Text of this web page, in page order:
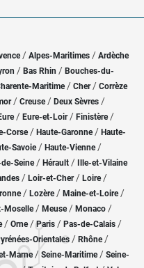
/ Alpes-Maritimes / Ardèche
/ Bas Rhin / Bouches-du-
Maritime/ Cher / Corrèze
/ Creuse/ Deux Sèvres /
/ Eure-et-Loir / Finistère/
Corse/ Haute-Garonne/ Haute-
Savoie/ Haute-Vienne/
Seine/ Hérault / Ille-et-Vilaine
/ Loir-et-Cher/ Loire/
/ Lozère / Maine-et-Loire/
Moselle/ Meuse/ Monaco /
/ Orne/Paris / Pas-de-Calais /
Orientales / Rhône/
Marne/ Seine-Maritime/ Seine-